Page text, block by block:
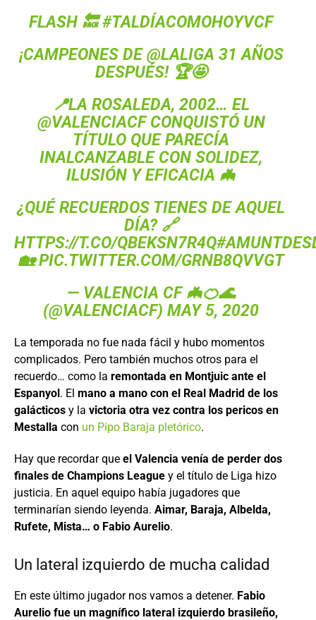
FLASH 🔙#TALDÍACOMOHOYVCF
¡CAMPEONES DE@LALIGA 31 AÑOS
DESPUÉS! 🏆🤩
📍LA ROSALEDA, 2002… EL
@VALENCIACFCONQUISTÓ UN
TÍTULO QUE PARECÍA
INALCANZABLE CON SOLIDEZ,
ILUSIÓN Y EFICACIA 🦇
¿QUÉ RECUERDOS TIENES DE AQUEL
DÍA? 🔗
HTTPS://T.CO/QBEKSN7R4Q
🏡PIC.TWITTER.COM/GRNB8QVVGT
— VALENCIA CF 🦇🍊🌊
(@VALENCIACF) MAY 5, 2020
La temporada no fue nada fácil y hubo momentos
complicados. Pero también muchos otros para el
recuerdo… como la remontada en Montjuic ante el
Espanyol. El mano a mano con el Real Madrid de los
galácticos y la victoria otra vez contra los pericos en
Mestalla con un Pipo Baraja pletórico.
Hay que recordar que el Valencia venía de perder dos
finales de Champions League y el título de Liga hizo
justicia. En aquel equipo había jugadores que
terminarían siendo leyenda. Aimar, Baraja, Albelda,
Rufete, Mista… o Fabio Aurelio.
Un lateral izquierdo de mucha calidad
En este último jugador nos vamos a detener. Fabio
Aurelio fue un magnífico lateral izquierdo brasileño,